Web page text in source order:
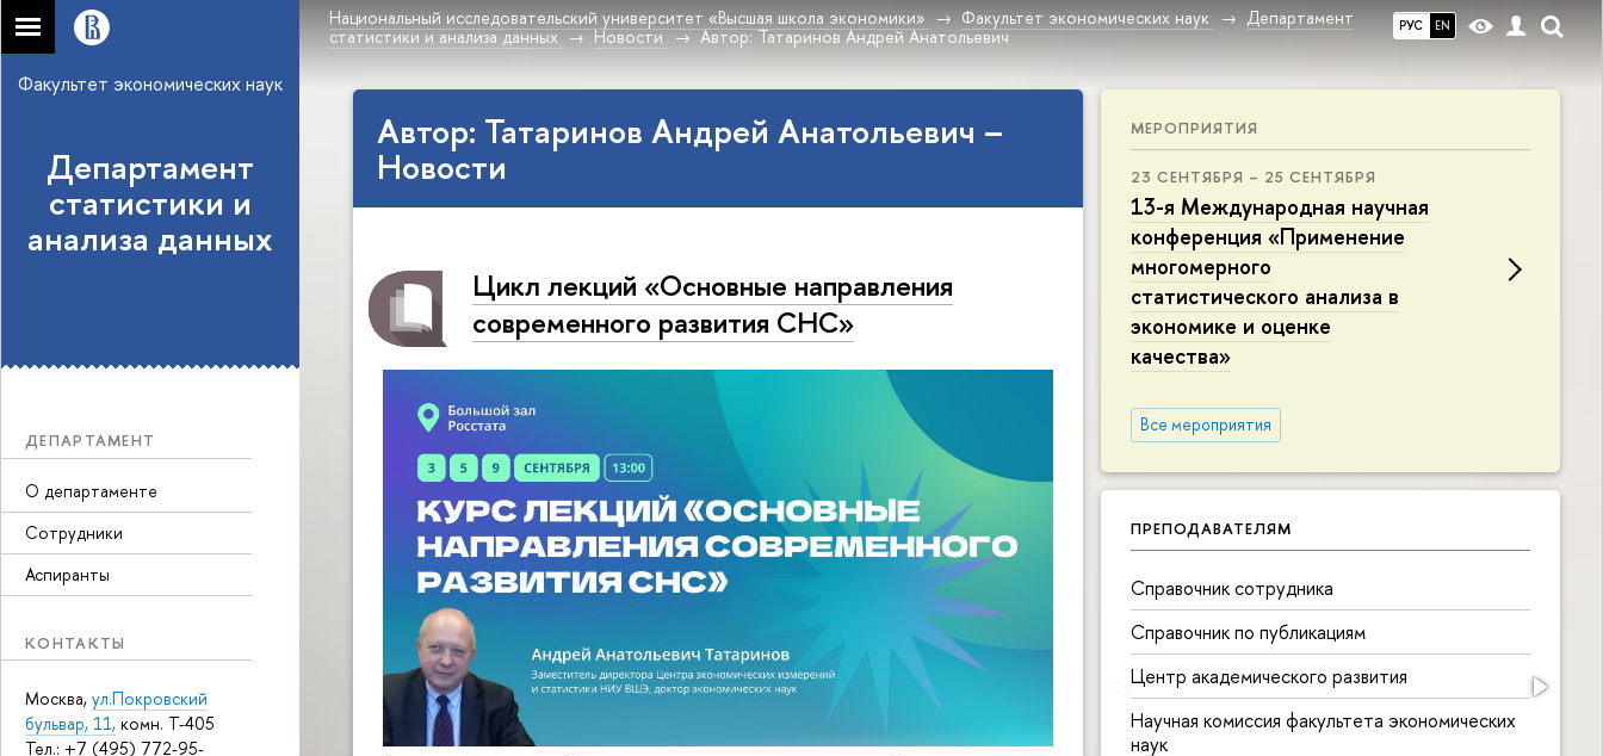
РУС EN
Национальный исследовательский университет «Высшая школа экономики» Факультет экономических наук
Департамент
статистики и анализа данных
Новости Автор: Татаринов Андрей Анатольевич
Факультет экономических наук
Департамент
статистики и
анализа данных
ДЕПАРТАМЕНТ
О департаменте
Сотрудники
Аспиранты
КОНТАКТЫ
Москва, ул.Покровский
бульвар, 11, комн. Т-405
Тел.: +7 (495) 772-95-
МЕРОПРИЯТИЯ
23 СЕНТЯБРЯ – 25 СЕНТЯБРЯ
13-я Международная научная
конференция «Применение
многомерного
статистического анализа в
экономике и оценке
качества»
Все мероприятия
ПРЕПОДАВАТЕЛЯМ
Справочник сотрудника
Справочник по публикациям
Центр академического развития
Научная комиссия факультета экономических
наук
Автор: Татаринов Андрей Анатольевич –
Новости
Цикл лекций «Основные направления
современного развития СНС»